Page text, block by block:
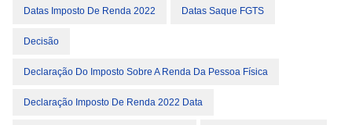
Datas Imposto De Renda 2022 Datas Saque FGTS
Decisão
Declaração Do Imposto Sobre A Renda Da Pessoa Física
Declaração Imposto De Renda 2022 Data